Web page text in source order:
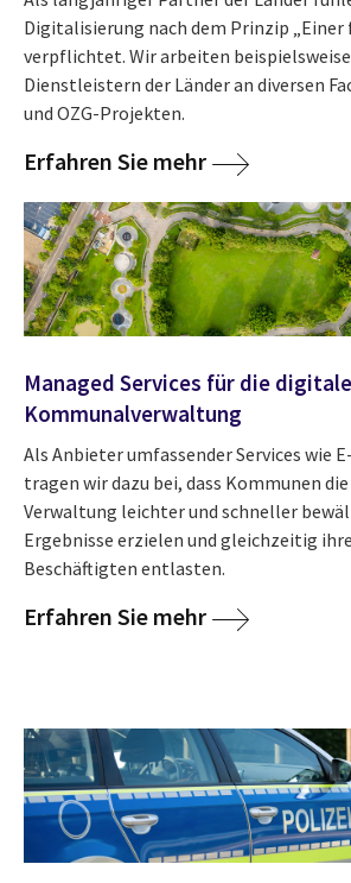
Digitalisierung nach dem Prinzip „Einer
verpflichtet. Wir arbeiten
Dienstleistern der Länder an diversen
und OZG-Projekten.
Erfahren Sie mehr
Managed Services für die digitale
Kommunalverwaltung
Als Anbieter umfassender Services wie
tragen wir dazu bei, dass Kommunen
Verwaltung leichter und schneller
Ergebnisse erzielen und gleichzeitig
Beschäftigten entlasten.
Erfahren Sie mehr